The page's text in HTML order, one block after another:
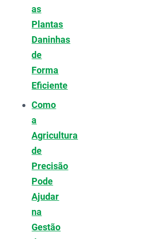
as
Plantas
Daninhas
de
Forma
Eficiente
Como
a
Agricultura
de
Precisão
Pode
Ajudar
na
Gestão